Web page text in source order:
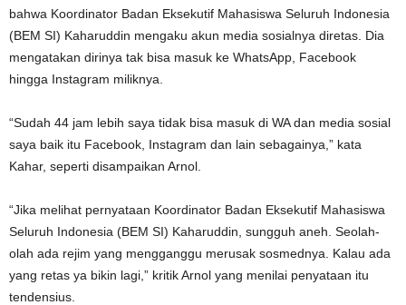
bahwa Koordinator Badan Eksekutif Mahasiswa Seluruh Indonesia
(BEM SI) Kaharuddin mengaku akun media sosialnya diretas. Dia
mengatakan dirinya tak bisa masuk ke WhatsApp, Facebook
hingga Instagram miliknya.
“Sudah 44 jam lebih saya tidak bisa masuk di WA dan media sosial
saya baik itu Facebook, Instagram dan lain sebagainya,” kata
Kahar, seperti disampaikan Arnol.
“Jika melihat pernyataan Koordinator Badan Eksekutif Mahasiswa
Seluruh Indonesia (BEM SI) Kaharuddin, sungguh aneh. Seolah-
olah ada rejim yang mengganggu merusak sosmednya. Kalau ada
yang retas ya bikin lagi,” kritik Arnol yang menilai penyataan itu
tendensius.